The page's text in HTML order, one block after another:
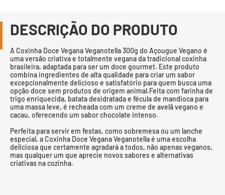
DESCRIÇÃO DO PRODUTO
A Coxinha Doce Vegana Veganotella 300g do Açougue Vegano é
uma versão criativa e totalmente vegana da tradicional coxinha
brasileira, adaptada para ser um doce gourmet. Este produto
combina ingredientes de alta qualidade para criar um sabor
excepcionalmente delicioso e satisfatório para quem busca uma
opção doce sem produtos de origem animal.Feita com farinha de
trigo enriquecida, batata desidratada e fécula de mandioca para
uma massa leve, é recheada com um creme de avelã vegano e
cacau, oferecendo um sabor chocolate intenso.
Perfeita para servir em festas, como sobremesa ou um lanche
especial, a Coxinha Doce Vegana Veganotella é uma escolha
deliciosa que certamente agradará a todos, não apenas veganos,
mas qualquer um que aprecie novos sabores e alternativas
criativas na cozinha.